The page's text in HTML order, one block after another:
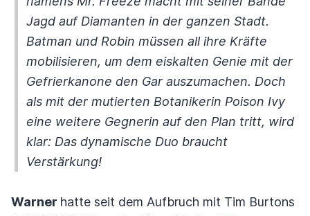
Jagd auf Diamanten in der ganzen Stadt.
Batman und Robin müssen all ihre Kräfte
mobilisieren, um dem eiskalten Genie mit der
Gefrierkanone den Gar auszumachen. Doch
als mit der mutierten Botanikerin Poison Ivy
eine weitere Gegnerin auf den Plan tritt, wird
klar: Das dynamische Duo braucht
Verstärkung!
Warner hatte seit dem Aufbruch mit Tim Burtons